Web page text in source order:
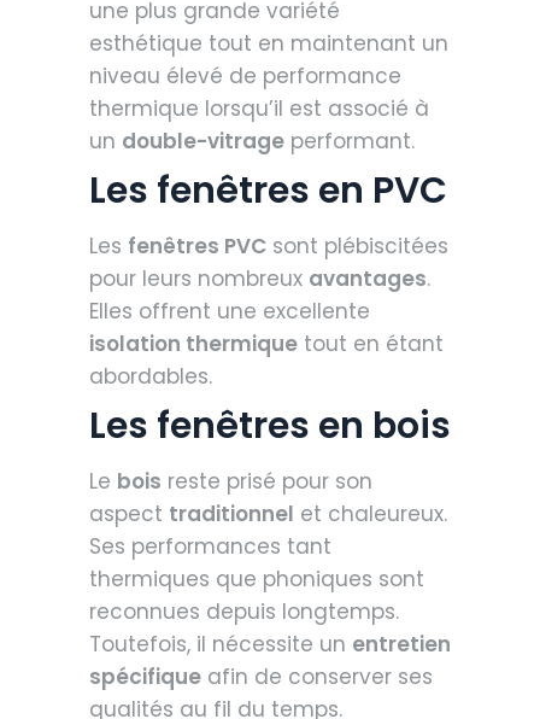
une plus grande variété
esthétique tout en maintenant un
niveau élevé de performance
thermique lorsqu’il est associé à
un double-vitrage performant.
Les fenêtres en PVC
Les fenêtres PVC sont plébiscitées
pour leurs nombreux avantages.
Elles offrent une excellente
isolation thermique tout en étant
abordables.
Les fenêtres en bois
Le bois reste prisé pour son
aspect traditionnel et chaleureux.
Ses performances tant
thermiques que phoniques sont
reconnues depuis longtemps.
Toutefois, il nécessite un entretien
spécifique afin de conserver ses
qualités au fil du temps.